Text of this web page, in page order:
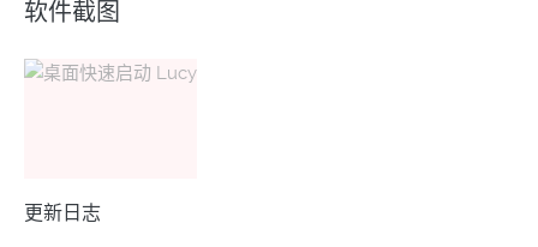
软件截图
更新日志